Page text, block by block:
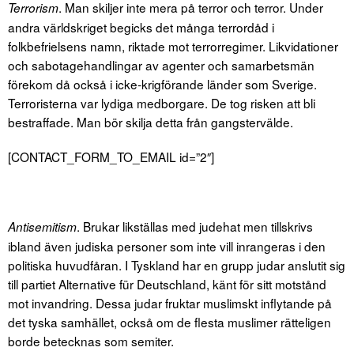
Terrorism. Man skiljer inte mera på terror och terror. Under
andra världskriget begicks det många terrordåd i
folkbefrielsens namn, riktade mot terrorregimer. Likvidationer
och sabotagehandlingar av agenter och samarbetsmän
förekom då också i icke-krigförande länder som Sverige.
Terroristerna var lydiga medborgare. De tog risken att bli
bestraffade. Man bör skilja detta från gangstervälde.
[CONTACT_FORM_TO_EMAIL id=”2″]
Antisemitism. Brukar likställas med judehat men tillskrivs
ibland även judiska personer som inte vill inrangeras i den
politiska huvudfåran. I Tyskland har en grupp judar anslutit sig
till partiet Alternative für Deutschland, känt för sitt motstånd
mot invandring. Dessa judar fruktar muslimskt inflytande på
det tyska samhället, också om de flesta muslimer rätteligen
borde betecknas som semiter.